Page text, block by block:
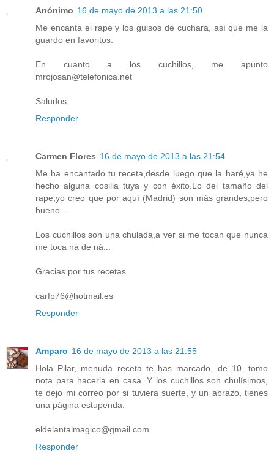
Anónimo 16 de mayo de 2013 a las 21:50
Me encanta el rape y los guisos de cuchara, así que me la
guardo en favoritos.
En cuanto a los cuchillos, me apunto
mrojosan@telefonica.net
Saludos,
Responder
Carmen Flores 16 de mayo de 2013 a las 21:54
Me ha encantado tu receta,desde luego que la haré,ya he
hecho alguna cosilla tuya y con éxito.Lo del tamaño del
rape,yo creo que por aquí (Madrid) son más grandes,pero
bueno...
Los cuchillos son una chulada,a ver si me tocan que nunca
me toca ná de ná...
Gracias por tus recetas.
carfp76@hotmail.es
Responder
Amparo 16 de mayo de 2013 a las 21:55
Hola Pilar, menuda receta te has marcado, de 10, tomo
nota para hacerla en casa. Y los cuchillos son chulísimos,
te dejo mi correo por si tuviera suerte, y un abrazo, tienes
una página estupenda.
eldelantalmagico@gmail.com
Responder